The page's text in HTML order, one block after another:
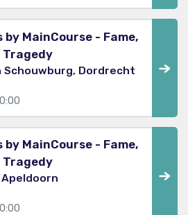
by MainCourse - Fame,
Tragedy
Schouwburg, Dordrecht
by MainCourse - Fame,
Tragedy